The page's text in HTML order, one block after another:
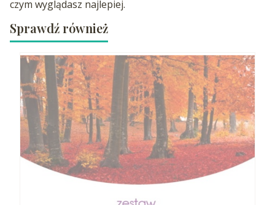
czym wyglądasz najlepiej.
Sprawdź również